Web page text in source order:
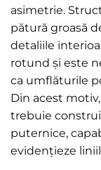
asimetrie.
pătură groasă
detaliile
rotund și este
ca umflăturile
Din acest
trebuie
puternice,
evidențieze